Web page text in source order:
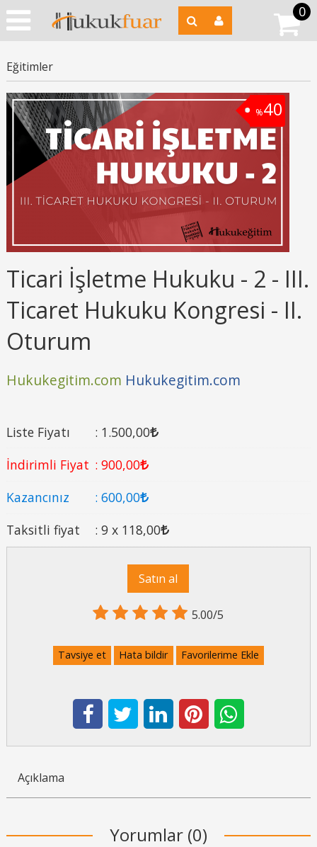
0
Eğitimler
%40
Ticari İşletme Hukuku - 2 - III.
Ticaret Hukuku Kongresi - II.
Oturum
Hukukegitim.com Hukukegitim.com
Liste Fiyatı : 1.500,00
İndirimli Fiyat : 900,00
Kazancınız
: 600,00
Taksitli fiyat
: 9 x 118,00
Satın al
5.00/5
Tavsiye et Hata bildir Favorilerime Ekle
Açıklama
Yorumlar (0)